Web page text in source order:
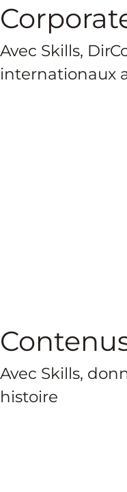
Avec Skills,
internationaux
Avec Skills,
histoire